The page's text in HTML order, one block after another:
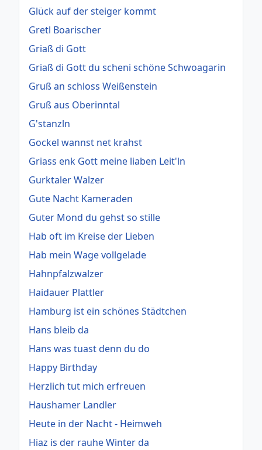
Glück auf der steiger kommt
Gretl Boarischer
Griaß di Gott
Griaß di Gott du scheni schöne Schwoagarin
Gruß an schloss Weißenstein
Gruß aus Oberinntal
G'stanzln
Gockel wannst net krahst
Griass enk Gott meine liaben Leit'ln
Gurktaler Walzer
Gute Nacht Kameraden
Guter Mond du gehst so stille
Hab oft im Kreise der Lieben
Hab mein Wage vollgelade
Hahnpfalzwalzer
Haidauer Plattler
Hamburg ist ein schönes Städtchen
Hans bleib da
Hans was tuast denn du do
Happy Birthday
Herzlich tut mich erfreuen
Haushamer Landler
Heute in der Nacht - Heimweh
Hiaz is der rauhe Winter da